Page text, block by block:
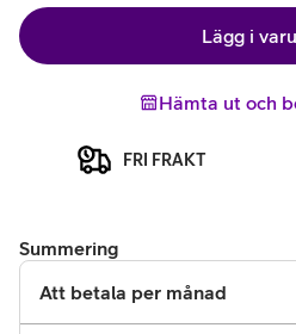
Lägg i
Hämta ut och
FRI FRAKT
Summering
Att betala per månad